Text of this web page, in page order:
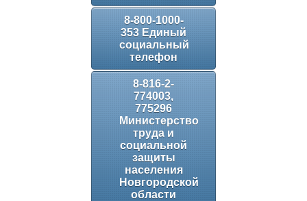
8-800-1000-
353 Единый
социальный
телефон
8-816-2-
774003,
775296
Министерство
труда и
социальной
защиты
населения
Новгородской
области